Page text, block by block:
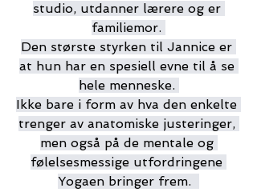
studio, utdanner lærere og er
familiemor.
Den største styrken til Jannice er
at hun har en spesiell evne til å se
hele menneske.
Ikke bare i form av hva den enkelte
trenger av anatomiske justeringer,
men også på de mentale og
følelsesmessige utfordringene
Yogaen bringer frem.